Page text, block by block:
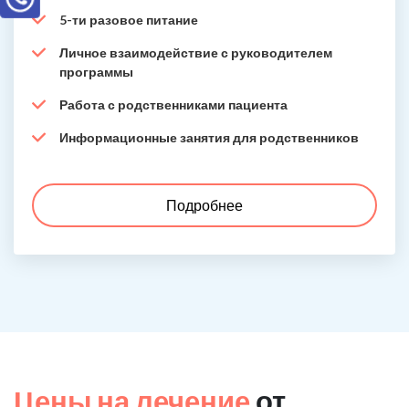
5-ти разовое питание
Личное взаимодействие с руководителем
программы
Работа с родственниками пациента
Информационные занятия для родственников
Подробнее